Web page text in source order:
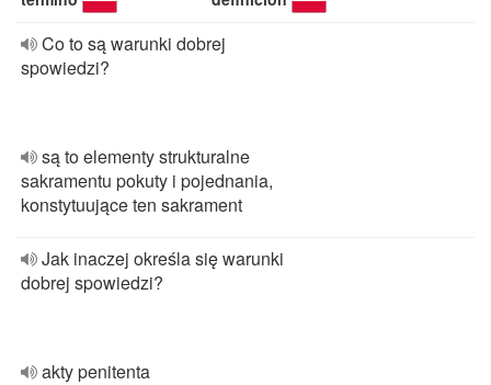
Co to są warunki dobrej
spowiedzi?
są to elementy strukturalne
sakramentu pokuty i pojednania,
konstytuujące ten sakrament
Jak inaczej określa się warunki
dobrej spowiedzi?
akty penitenta